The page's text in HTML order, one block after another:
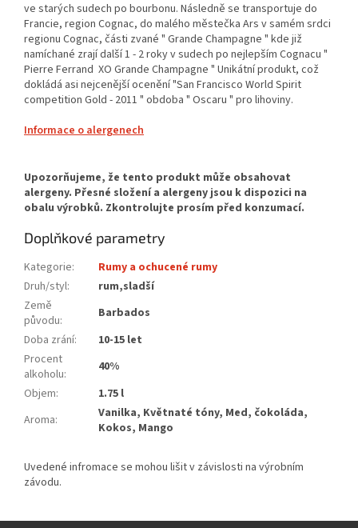
ve starých sudech po bourbonu. Následně se transportuje do
Francie, region Cognac, do malého městečka Ars v samém srdci
regionu Cognac, části zvané " Grande Champagne " kde již
namíchané zrají další 1 - 2 roky v sudech po nejlepším Cognacu "
Pierre Ferrand XO Grande Champagne " Unikátní produkt, což
dokládá asi nejcenější ocenění "San Francisco World Spirit
competition Gold - 2011 " obdoba " Oscaru " pro lihoviny.
Informace o alergenech
Doplňkové parametry
Kategorie:
Rumy a ochucené rumy
Druh/styl:
rum,sladší
Země
původu:
Barbados
Doba zrání:
10-15 let
Procent
alkoholu:
40%
Objem:
1.75 l
Aroma:
Vanilka, Květnaté tóny, Med, čokoláda,
Kokos, Mango